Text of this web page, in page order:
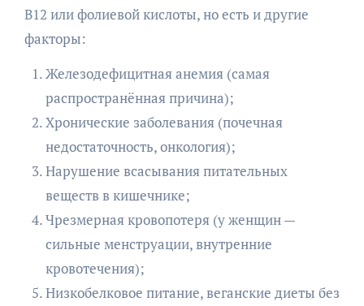
B12 или фолиевой кислоты, но есть и другие
факторы:
Железодефицитная анемия (самая
распространённая причина);
Хронические заболевания (почечная
недостаточность, онкология);
Нарушение всасывания питательных
веществ в кишечнике;
Чрезмерная кровопотеря (у женщин —
сильные менструации, внутренние
кровотечения);
Низкобелковое питание, веганские диеты без